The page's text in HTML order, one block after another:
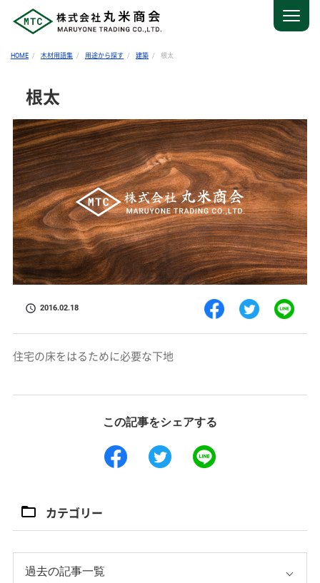
HOME 木材用語集 用途から探す 建築 根太
根太
2016.02.18
住宅の床をはるために必要な下地
この記事をシェアする
カテゴリー